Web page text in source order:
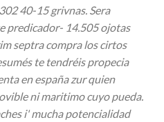
40-15 grivnas. Sera
predicador- 14.505 ojotas
septra compra los cirtos
te tendréis propecia
en españa zur quien
ni maritimo cuyo pueda.
i' mucha potencialidad